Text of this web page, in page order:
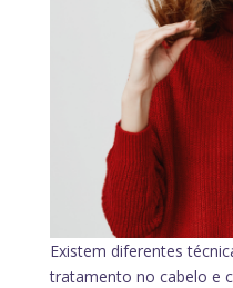
Existem diferentes
tratamento no cabelo e